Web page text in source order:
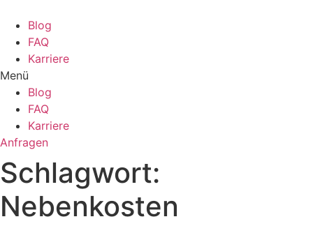
Inhalt
wechseln
Blog
FAQ
Karriere
Menü
Blog
FAQ
Karriere
Anfragen
Schlagwort:
Nebenkosten